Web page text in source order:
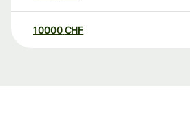
10000 CHF